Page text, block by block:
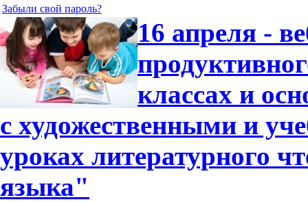
Забыли свой пароль?
16 апреля -
классах и
с художественными и
уроках литературного
языка"